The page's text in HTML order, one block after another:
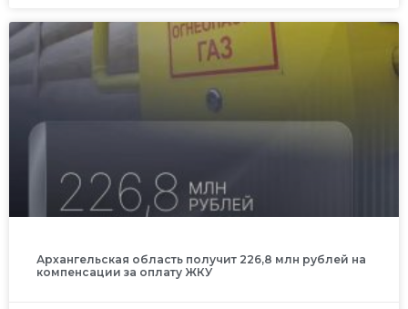
Архангельская область получит 226,8 млн рублей на
компенсации за оплату ЖКУ